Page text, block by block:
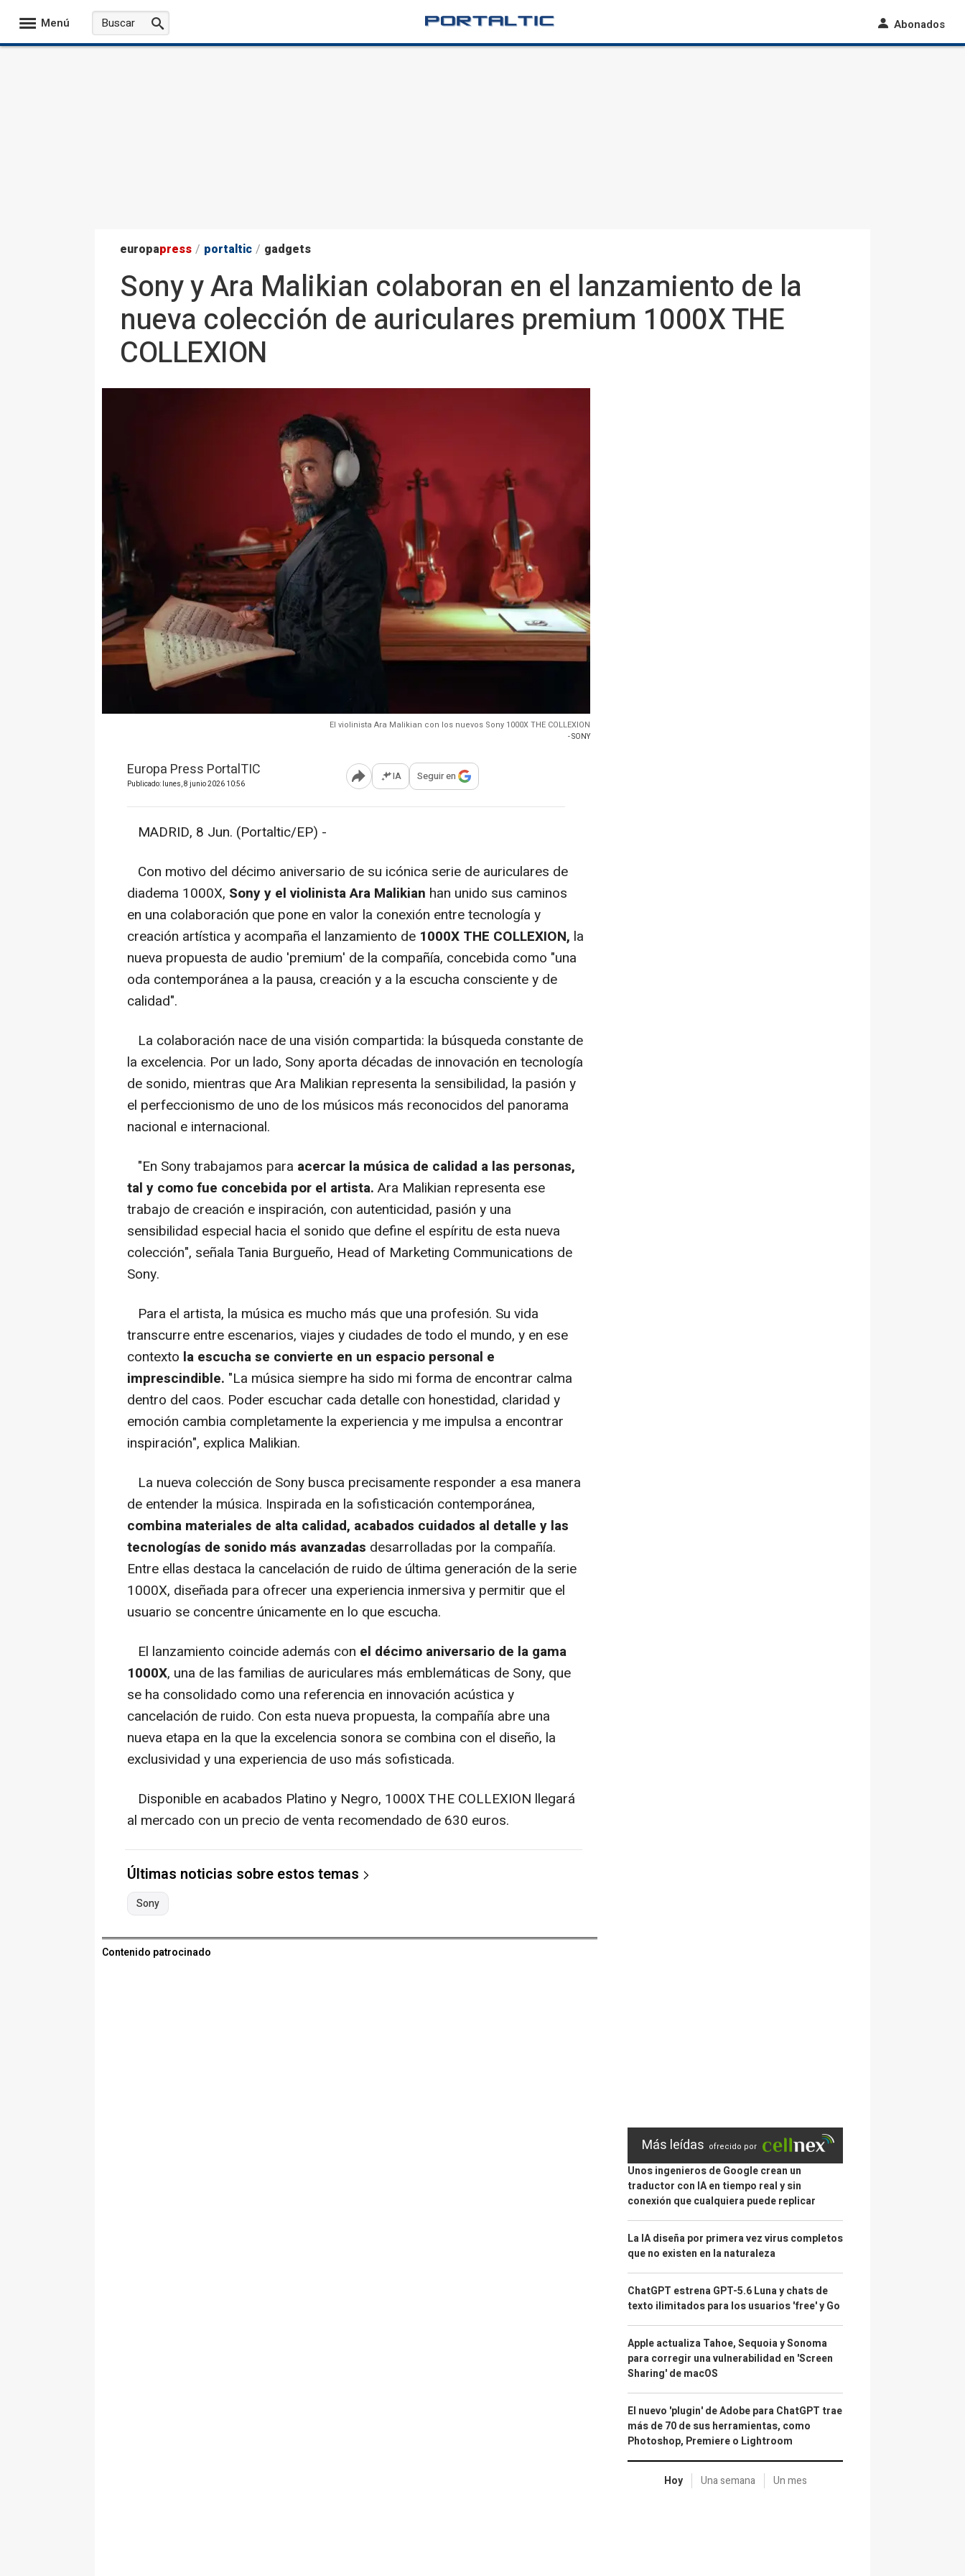
Menú Abonados
europapress / portaltic / gadgets
Sony y Ara Malikian colaboran en el lanzamiento de la
nueva colección de auriculares premium 1000X THE
COLLEXION
El violinista Ara Malikian con los nuevos Sony 1000X THE COLLEXION
- SONY
Europa Press PortalTIC
Publicado: lunes, 8 junio 2026 10:56 Abrir opciones para compartir
IA Seguir en
MADRID, 8 Jun. (Portaltic/EP) -
Con motivo del décimo aniversario de su icónica serie de auriculares de
diadema 1000X, Sony y el violinista Ara Malikian han unido sus caminos
en una colaboración que pone en valor la conexión entre tecnología y
creación artística y acompaña el lanzamiento de 1000X THE COLLEXION, la
nueva propuesta de audio 'premium' de la compañía, concebida como "una
oda contemporánea a la pausa, creación y a la escucha consciente y de
calidad".
La colaboración nace de una visión compartida: la búsqueda constante de
la excelencia. Por un lado, Sony aporta décadas de innovación en tecnología
de sonido, mientras que Ara Malikian representa la sensibilidad, la pasión y
el perfeccionismo de uno de los músicos más reconocidos del panorama
nacional e internacional.
"En Sony trabajamos para acercar la música de calidad a las personas,
tal y como fue concebida por el artista. Ara Malikian representa ese
trabajo de creación e inspiración, con autenticidad, pasión y una
sensibilidad especial hacia el sonido que define el espíritu de esta nueva
colección", señala Tania Burgueño, Head of Marketing Communications de
Sony.
Para el artista, la música es mucho más que una profesión. Su vida
transcurre entre escenarios, viajes y ciudades de todo el mundo, y en ese
contexto la escucha se convierte en un espacio personal e
imprescindible. "La música siempre ha sido mi forma de encontrar calma
dentro del caos. Poder escuchar cada detalle con honestidad, claridad y
emoción cambia completamente la experiencia y me impulsa a encontrar
inspiración", explica Malikian.
La nueva colección de Sony busca precisamente responder a esa manera
de entender la música. Inspirada en la sofisticación contemporánea,
combina materiales de alta calidad, acabados cuidados al detalle y las
tecnologías de sonido más avanzadas desarrolladas por la compañía.
Entre ellas destaca la cancelación de ruido de última generación de la serie
1000X, diseñada para ofrecer una experiencia inmersiva y permitir que el
usuario se concentre únicamente en lo que escucha.
El lanzamiento coincide además con el décimo aniversario de la gama
1000X, una de las familias de auriculares más emblemáticas de Sony, que
se ha consolidado como una referencia en innovación acústica y
cancelación de ruido. Con esta nueva propuesta, la compañía abre una
nueva etapa en la que la excelencia sonora se combina con el diseño, la
exclusividad y una experiencia de uso más sofisticada.
Disponible en acabados Platino y Negro, 1000X THE COLLEXION llegará
al mercado con un precio de venta recomendado de 630 euros.
Últimas noticias sobre estos temas
Sony
Contenido patrocinado
Más leídas ofrecido por
Unos ingenieros de Google crean un
traductor con IA en tiempo real y sin
conexión que cualquiera puede replicar
La IA diseña por primera vez virus completos
que no existen en la naturaleza
ChatGPT estrena GPT-5.6 Luna y chats de
texto ilimitados para los usuarios 'free' y Go
Apple actualiza Tahoe, Sequoia y Sonoma
para corregir una vulnerabilidad en 'Screen
Sharing' de macOS
El nuevo 'plugin' de Adobe para ChatGPT trae
más de 70 de sus herramientas, como
Photoshop, Premiere o Lightroom
Hoy Una semana Un mes